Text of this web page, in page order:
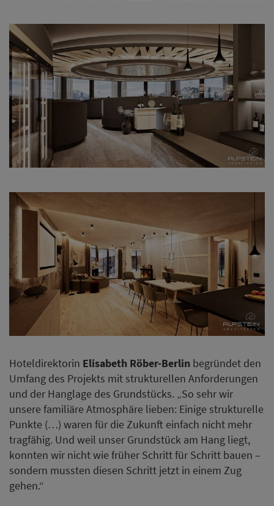
Hoteldirektorin Elisabeth Röber-Berlin begründet den
Umfang des Projekts mit strukturellen Anforderungen
und der Hanglage des Grundstücks. „So sehr wir
unsere familiäre Atmosphäre lieben: Einige strukturelle
Punkte (…) waren für die Zukunft einfach nicht mehr
tragfähig. Und weil unser Grundstück am Hang liegt,
konnten wir nicht wie früher Schritt für Schritt bauen –
sondern mussten diesen Schritt jetzt in einem Zug
gehen.“